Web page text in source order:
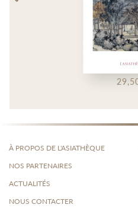
À PROPOS DE L'ASIATHÈQUE
NOS PARTENAIRES
ACTUALITÉS
NOUS CONTACTER